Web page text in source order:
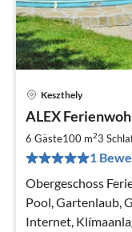
Keszthely
ALEX
6 Gäste100 m23
1
Obergeschoss
Pool, Gartenlaub,
Internet,